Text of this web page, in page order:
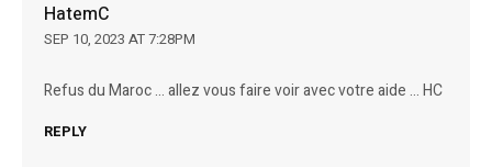
HatemC
SEP 10, 2023 AT 7:28PM
Refus du Maroc … allez vous faire voir avec votre aide … HC
REPLY